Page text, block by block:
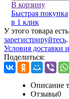
В корзину
Быстрая покупка
в 1 клик
У этого товара
зарегистрируйтесь.
Условия доставки
Поделиться:
Описание
Отзывы0